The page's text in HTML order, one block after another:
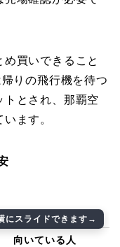
買いできること
りの飛行機を待つ
トとされ、那覇空
ます。
向いている人